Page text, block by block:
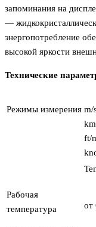
запоминания на
—
энергопотребление
высокой яркости
Технические
Режимы измерения m/
ft/
Рабочая
температура
от